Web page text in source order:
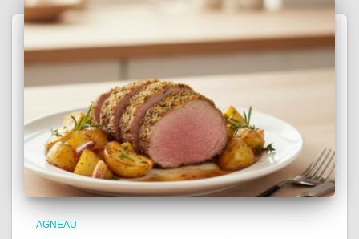
AGNEAU